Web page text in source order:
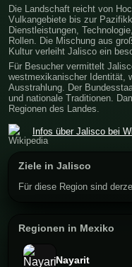
Die Landschaft reicht von
Vulkangebiete bis zur
Dienstleistungen,
Rollen. Die Mischung aus
Kultur verleiht Jalisco ein
Für Besucher vermittelt
westmexikanischer Identität,
Ausstrahlung. Der
und nationale Traditionen.
Regionen des Landes.
Infos über Jalisco bei
Ziele in Jalisco
Für diese Region sind
Regionen in Mexiko
Nayarit